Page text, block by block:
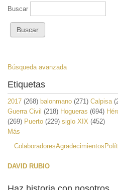
Buscar
Búsqueda avanzada
Etiquetas
2017 (268) balonmano (271) Calpisa
Guerra Civil (218) Hogueras (694)
(269) Puerto (229) siglo XIX (452)
Más
ColaboradoresAgradecimientos
DAVID RUBIO